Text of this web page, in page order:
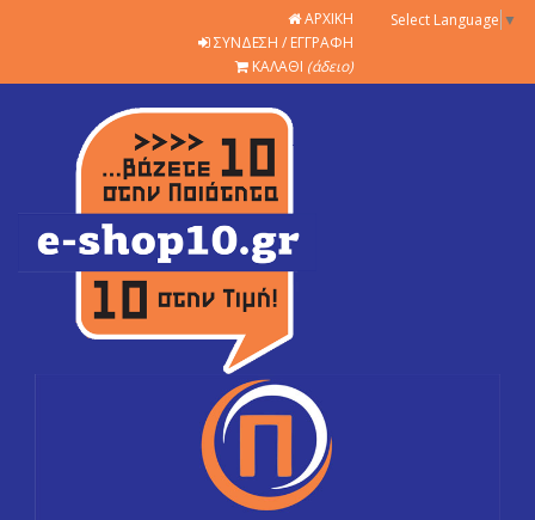
Select Language ▼
ΑΡΧΙΚΗ
ΣΥΝΔΕΣΗ / ΕΓΓΡΑΦΗ
ΚΑΛΑΘΙ (άδειο)